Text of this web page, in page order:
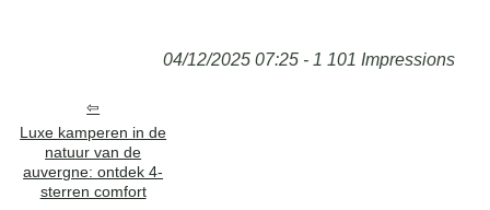
04/12/2025 07:25 - 1 101 Impressions
Luxe kamperen in de
natuur van de
auvergne: ontdek 4-
sterren comfort